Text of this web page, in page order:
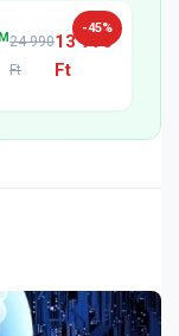
-45%
24 990
Ft
13 990
Ft